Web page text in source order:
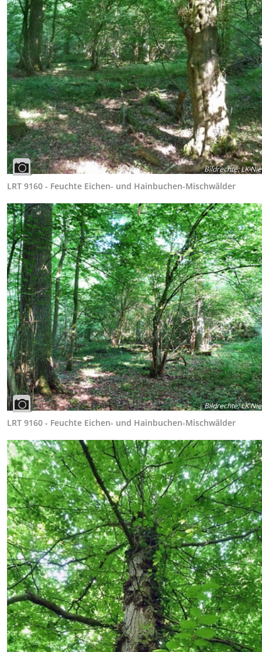
Bildrechte:LK
LRT 9160 - Feuchte Eichen- und Hainbuchen-Mischwälder
Bildrechte:LK
LRT 9160 - Feuchte Eichen- und Hainbuchen-Mischwälder